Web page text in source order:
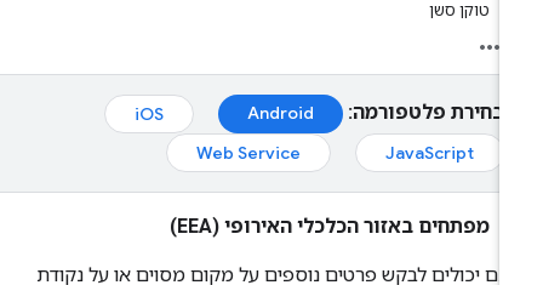
טוקן סשן
בחירת פלטפורמה: Android
iOS
JavaScript
Web Service
מפתחים באזור הכלכלי האירופי (EEA)
יכולים לבקש פרטים נוספים על מקום מסוים או על נקודת